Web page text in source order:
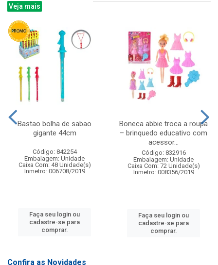
Veja mais
Bastao bolha de sabao
gigante 44cm
Código: 842254
Embalagem: Unidade
Caixa Com: 48 Unidade(s)
Inmetro: 006708/2019
Faça seu login ou
cadastre-se para
comprar.
Boneca abbie troca a roupa
– brinquedo educativo com
acessor...
Código: 832916
Embalagem: Unidade
Caixa Com: 72 Unidade(s)
Inmetro: 008356/2019
Faça seu login ou
cadastre-se para
comprar.
Confira as Novidades